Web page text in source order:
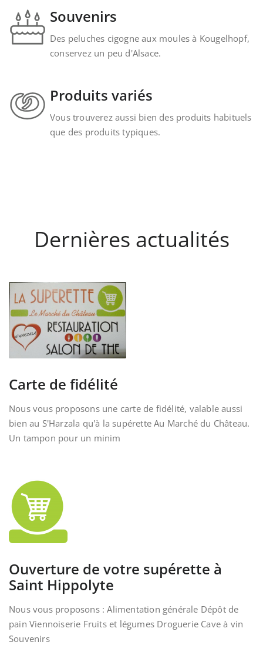
Souvenirs
Des peluches cigogne aux moules à Kougelhopf,
conservez un peu d'Alsace.
Produits variés
Vous trouverez aussi bien des produits habituels
que des produits typiques.
Dernières actualités
Carte de fidélité
Nous vous proposons une carte de fidélité, valable aussi
bien au S'Harzala qu'à la supérette Au Marché du Château.
Un tampon pour un minim
Ouverture de votre supérette à
Saint Hippolyte
Nous vous proposons : Alimentation générale Dépôt de
pain Viennoiserie Fruits et légumes Droguerie Cave à vin
Souvenirs